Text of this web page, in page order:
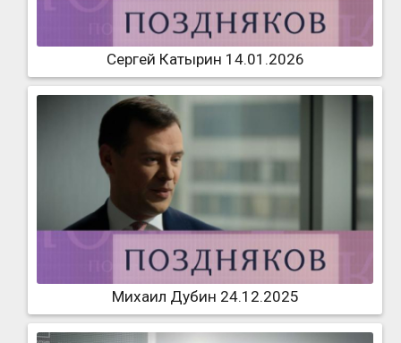
Сергей Катырин 14.01.2026
Михаил Дубин 24.12.2025